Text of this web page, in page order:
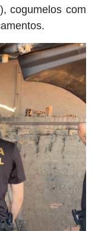
cogumelos com